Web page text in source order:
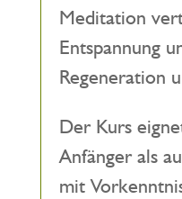
Meditation
Entspannung
Regeneration
Der Kurs
Anfänger als
mit